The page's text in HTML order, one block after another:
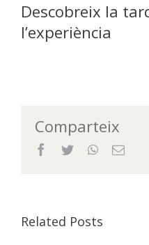
Descobreix la
l’experiència
Comparteix
Facebook
TwitterWhatsApp
Email
Related Posts